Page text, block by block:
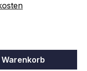
Warenkorb